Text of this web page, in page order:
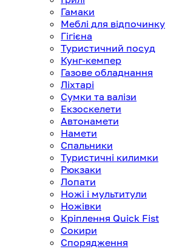
Гамаки
Меблі для відпочинку
Гігієна
Туристичний посуд
Кунг-кемпер
Газове обладнання
Ліхтарі
Сумки та валізи
Екзоскелети
Автонамети
Намети
Спальники
Туристичні килимки
Рюкзаки
Лопати
Ножі і мультитули
Ножівки
Кріплення Quick Fist
Сокири
Спорядження